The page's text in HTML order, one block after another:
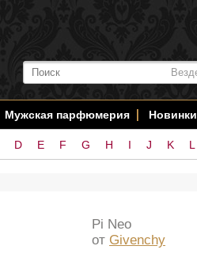
Мужская парфюмерия Новинки
D E F G H I J K L
Pi Neo
от Givenchy